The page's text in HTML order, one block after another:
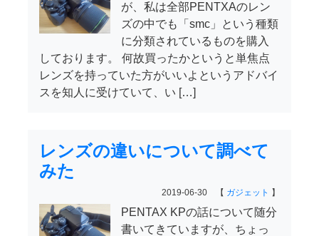
が、私は全部PENTXAのレン
ズの中でも「smc」という種類
に分類されているものを購入
しております。 何故買ったかというと単焦点
レンズを持っていた方がいいよというアドバイ
スを知人に受けていて、い […]
レンズの違いについて調べて
みた
2019-06-30 【 ガジェット 】
PENTAX KPの話について随分
書いてきていますが、ちょっ